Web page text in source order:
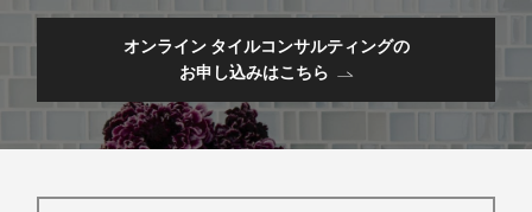
オンライン タイルコンサルティングの
お申し込みはこちら